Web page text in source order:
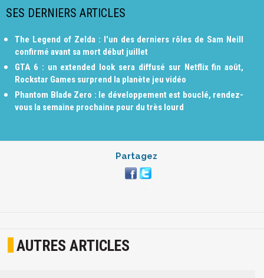
SES DERNIERS ARTICLES
The Legend of Zelda : l'un des derniers rôles de Sam Neill
confirmé avant sa mort début juillet
GTA 6 : un extended look sera diffusé sur Netflix fin août,
Rockstar Games surprend la planète jeu vidéo
Phantom Blade Zero : le développement est bouclé, rendez-
vous la semaine prochaine pour du très lourd
Partagez
AUTRES ARTICLES